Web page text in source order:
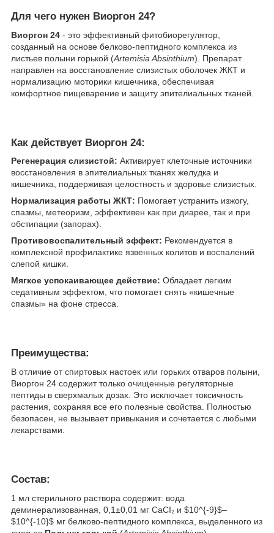
Для чего нужен Виоргон 24?
​Виоргон 24 - это эффективный фитобиорегулятор,
созданный на основе белково-пептидного комплекса из
листьев полыни горькой (Artemisia Absinthium). Препарат
направлен на восстановление слизистых оболочек ЖКТ и
нормализацию моторики кишечника, обеспечивая
комфортное пищеварение и защиту эпителиальных тканей.
Как действует Виоргон 24:
Регенерация слизистой: Активирует клеточные источники
восстановления в эпителиальных тканях желудка и
кишечника, поддерживая целостность и здоровье слизистых.
Нормализация работы ЖКТ: Помогает устранить изжогу,
спазмы, метеоризм, эффективен как при диарее, так и при
обстипации (запорах).
Противовоспалительный эффект: Рекомендуется в
комплексной профилактике язвенных колитов и воспалений
слепой кишки.
Мягкое успокаивающее действие: Обладает легким
седативным эффектом, что помогает снять «кишечные
спазмы» на фоне стресса.
Преимущества:
В отличие от спиртовых настоек или горьких отваров полыни,
Виоргон 24 содержит только очищенные регуляторные
пептиды в сверхмалых дозах. Это исключает токсичность
растения, сохраняя все его полезные свойства. Полностью
безопасен, не вызывает привыкания и сочетается с любыми
лекарствами.
Состав:
1 мл стерильного раствора содержит: вода
деминерализованная, 0,1±0,01 мг СаСI₂ и $10^{-9}$–
$10^{-10}$ мг белково-пептидного комплекса, выделенного из